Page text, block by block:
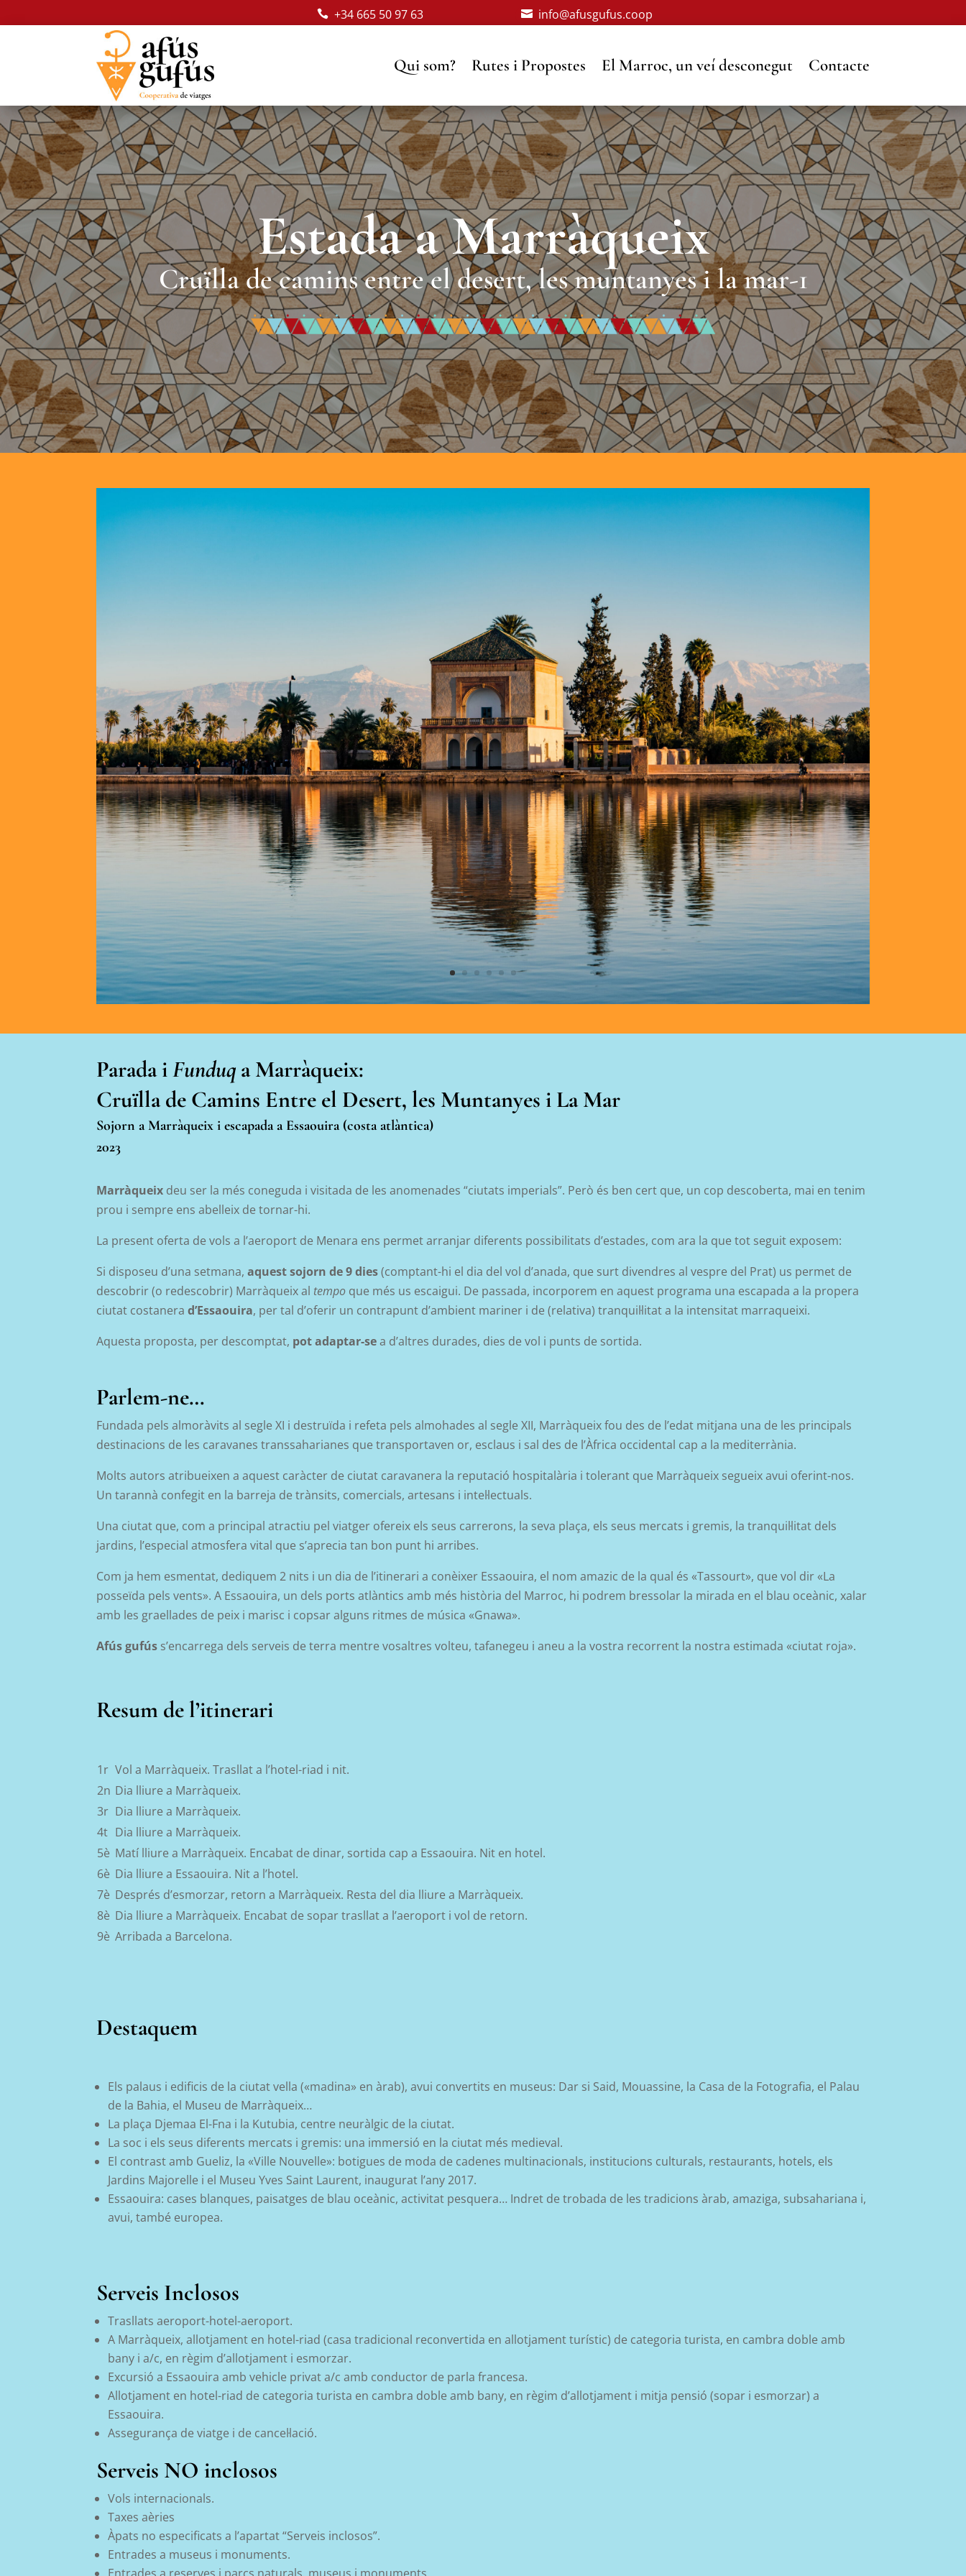
 +34 665 50 97 63  info@afusgufus.coop
Qui som? Rutes i Propostes El Marroc, un veí desconegut Contacte
Estada a Marràqueix
Cruïlla de camins entre el desert, les muntanyes i la mar-1
Parada iFunduq a Marràqueix:
Cruïlla de Camins Entre el Desert, les Muntanyes i La Mar
Sojorn a Marràqueix i escapada a Essaouira (costa atlàntica)
2023
Marràqueix deu ser la més coneguda i visitada de les anomenades “ciutats imperials”. Però és ben cert que, un cop descoberta, mai en tenim
prou i sempre ens abelleix de tornar-hi.
La present oferta de vols a l’aeroport de Menara ens permet arranjar diferents possibilitats d’estades, com ara la que tot seguit exposem:
Si disposeu d’una setmana, aquest sojorn de 9 dies(comptant-hi el dia del vol d’anada, que surt divendres al vespre del Prat) us permet de
descobrir (o redescobrir) Marràqueixal tempo que més us escaigui. De passada, incorporem en aquest programa una escapada a la propera
ciutat costanerad’Essaouira, per tal d’oferir un contrapunt d’ambient mariner i de (relativa) tranquil·litat a la intensitat marraqueixi.
Aquesta proposta, per descomptat, pot adaptar-sea d’altres durades, dies de vol i punts de sortida.
Parlem-ne…
Fundada pels almoràvits al segle XI i destruïda i refeta pels almohades al segle XII, Marràqueix fou des de l’edat mitjana una de les principals
destinacions de les caravanes transsaharianes que transportaven or, esclaus i sal des de l’Àfrica occidental cap a la mediterrània.
Molts autors atribueixen a aquest caràcter de ciutat caravanera la reputació hospitalària i tolerant que Marràqueix segueix avui oferint-nos.
Un tarannà confegit en la barreja de trànsits, comercials, artesans i intel·lectuals.
Una ciutat que, com a principal atractiu pel viatger ofereix els seus carrerons, la seva plaça, els seus mercats i gremis, la tranquil·litat dels
jardins, l’especial atmosfera vital que s’aprecia tan bon punt hi arribes.
Com ja hem esmentat, dediquem 2 nits i un dia de l’itinerari a conèixer Essaouira, el nom amazic de la qual és «Tassourt», que vol dir «La
posseïda pels vents». A Essaouira, un dels ports atlàntics amb més història del Marroc, hi podrem bressolar la mirada en el blau oceànic, xalar
amb les graellades de peix i marisc i copsar alguns ritmes de música «Gnawa».
Afús gufús s’encarrega dels serveis de terra mentre vosaltres volteu, tafanegeu i aneu a la vostra recorrent la nostra estimada «ciutat roja».
Resum de l’itinerari
1r Vol a Marràqueix. Trasllat a l’hotel-riad i nit.
2n Dia lliure a Marràqueix.
3r Dia lliure a Marràqueix.
4t Dia lliure a Marràqueix.
5è Matí lliure a Marràqueix. Encabat de dinar, sortida cap a Essaouira. Nit en hotel.
6è Dia lliure a Essaouira. Nit a l’hotel.
7è Després d’esmorzar, retorn a Marràqueix. Resta del dia lliure a Marràqueix.
8è Dia lliure a Marràqueix. Encabat de sopar trasllat a l’aeroport i vol de retorn.
9è Arribada a Barcelona.
Destaquem
Els palaus i edificis de la ciutat vella («madina» en àrab), avui convertits en museus: Dar si Said, Mouassine, la Casa de la Fotografia, el Palau
de la Bahia, el Museu de Marràqueix…
La plaça Djemaa El-Fna i la Kutubia, centre neuràlgic de la ciutat.
La soc i els seus diferents mercats i gremis: una immersió en la ciutat més medieval.
El contrast amb Gueliz, la «Ville Nouvelle»: botigues de moda de cadenes multinacionals, institucions culturals, restaurants, hotels, els
Jardins Majorelle i el Museu Yves Saint Laurent, inaugurat l’any 2017.
Essaouira: cases blanques, paisatges de blau oceànic, activitat pesquera… Indret de trobada de les tradicions àrab, amaziga, subsahariana i,
avui, també europea.
Serveis Inclosos
Trasllats aeroport-hotel-aeroport.
A Marràqueix, allotjament en hotel-riad (casa tradicional reconvertida en allotjament turístic) de categoria turista, en cambra doble amb
bany i a/c, en règim d’allotjament i esmorzar.
Excursió a Essaouira amb vehicle privat a/c amb conductor de parla francesa.
Allotjament en hotel-riad de categoria turista en cambra doble amb bany, en règim d’allotjament i mitja pensió (sopar i esmorzar) a
Essaouira.
Assegurança de viatge i de cancel·lació.
Serveis NO inclosos
Vols internacionals.
Taxes aèries
Àpats no especificats a l’apartat “Serveis inclosos”.
Entrades a museus i monuments.